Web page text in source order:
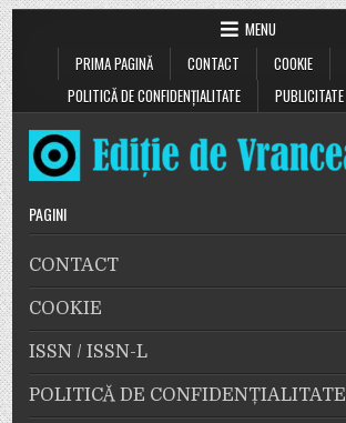
MENU
PRIMA PAGINĂ
CONTACT COOKIE
POLITICĂ DE CONFIDENȚIALITATE
PUBLICITATE
PAGINI
CONTACT
COOKIE
ISSN / ISSN-L
POLITICĂ DE CONFIDENȚIALITATE